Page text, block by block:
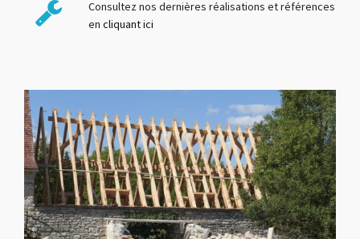
Consultez nos dernières réalisations et références
en cliquant ici